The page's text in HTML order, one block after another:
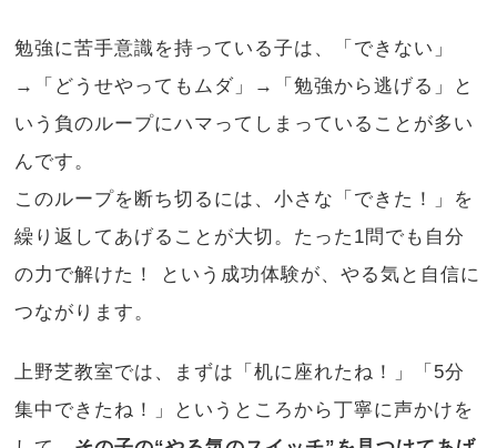
勉強に苦手意識を持っている子は、「できない」
→「どうせやってもムダ」→「勉強から逃げる」と
いう負のループにハマってしまっていることが多い
んです。
このループを断ち切るには、小さな「できた！」を
繰り返してあげることが大切。たった1問でも自分
の力で解けた！ という成功体験が、やる気と自信に
つながります。
上野芝教室では、まずは「机に座れたね！」「5分
集中できたね！」というところから丁寧に声かけを